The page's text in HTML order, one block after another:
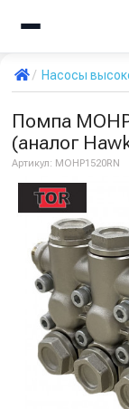
Насосы
Помпа
(аналог
Артикул: MOHP1520RN